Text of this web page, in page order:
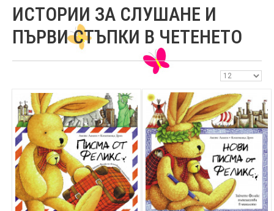
ИСТОРИИ ЗА СЛУШАНЕ И
ПЪРВИ СТЪПКИ В ЧЕТЕНЕТО